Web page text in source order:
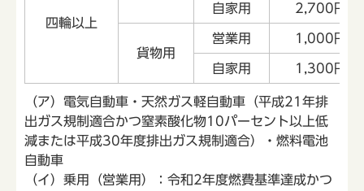
四輪以上
自家用 2,700円
貨物用
営業用 1,000円
自家用 1,300円
（ア）電気自動車・天然ガス軽自動車（平成21年排
出ガス規制適合かつ窒素酸化物10パーセント以上低
減または平成30年度排出ガス規制適合）・燃料電池
自動車
（イ）乗用（営業用）：令和2年度燃費基準達成かつ